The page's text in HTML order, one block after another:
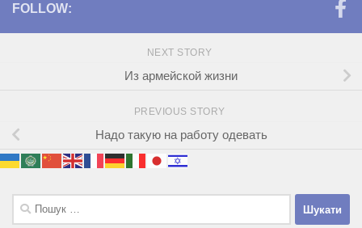
FOLLOW:
NEXT STORY
Из армейской жизни
PREVIOUS STORY
Надо такую на работу одевать
Пошук: